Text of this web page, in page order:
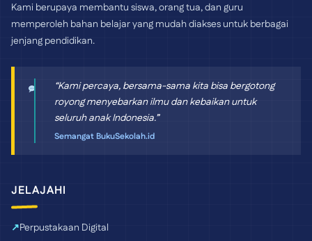
Kami berupaya membantu siswa, orang tua, dan guru
memperoleh bahan belajar yang mudah diakses untuk berbagai
jenjang pendidikan.
“Kami percaya, bersama-sama kita bisa bergotong
royong menyebarkan ilmu dan kebaikan untuk
seluruh anak Indonesia.”
Semangat BukuSekolah.id
JELAJAHI
Perpustakaan Digital